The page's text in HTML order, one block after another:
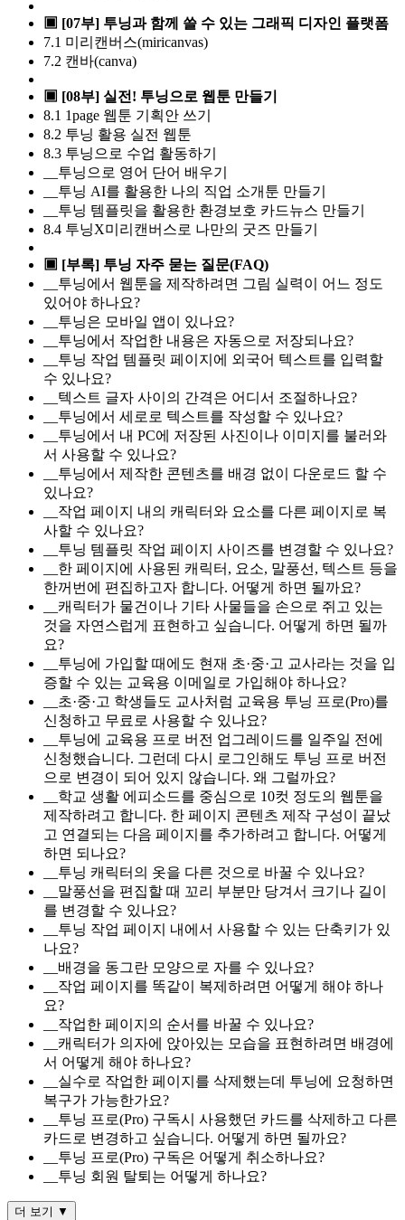
▣ [07부] 투닝과 함께 쓸 수 있는 그래픽 디자인 플랫폼
7.1 미리캔버스(miricanvas)
7.2 캔바(canva)
▣ [08부] 실전! 투닝으로 웹툰 만들기
8.1 1page 웹툰 기획안 쓰기
8.2 투닝 활용 실전 웹툰
8.3 투닝으로 수업 활동하기
__투닝으로 영어 단어 배우기
__투닝 AI를 활용한 나의 직업 소개툰 만들기
__투닝 템플릿을 활용한 환경보호 카드뉴스 만들기
8.4 투닝X미리캔버스로 나만의 굿즈 만들기
▣ [부록] 투닝 자주 묻는 질문(FAQ)
__투닝에서 웹툰을 제작하려면 그림 실력이 어느 정도
있어야 하나요?
__투닝은 모바일 앱이 있나요?
__투닝에서 작업한 내용은 자동으로 저장되나요?
__투닝 작업 템플릿 페이지에 외국어 텍스트를 입력할
수 있나요?
__텍스트 글자 사이의 간격은 어디서 조절하나요?
__투닝에서 세로로 텍스트를 작성할 수 있나요?
__투닝에서 내 PC에 저장된 사진이나 이미지를 불러와
서 사용할 수 있나요?
__투닝에서 제작한 콘텐츠를 배경 없이 다운로드 할 수
있나요?
__작업 페이지 내의 캐릭터와 요소를 다른 페이지로 복
사할 수 있나요?
__투닝 템플릿 작업 페이지 사이즈를 변경할 수 있나요?
__한 페이지에 사용된 캐릭터, 요소, 말풍선, 텍스트 등을
한꺼번에 편집하고자 합니다. 어떻게 하면 될까요?
__캐릭터가 물건이나 기타 사물들을 손으로 쥐고 있는
것을 자연스럽게 표현하고 싶습니다. 어떻게 하면 될까
요?
__투닝에 가입할 때에도 현재 초·중·고 교사라는 것을 입
증할 수 있는 교육용 이메일로 가입해야 하나요?
__초·중·고 학생들도 교사처럼 교육용 투닝 프로(Pro)를
신청하고 무료로 사용할 수 있나요?
__투닝에 교육용 프로 버전 업그레이드를 일주일 전에
신청했습니다. 그런데 다시 로그인해도 투닝 프로 버전
으로 변경이 되어 있지 않습니다. 왜 그럴까요?
__학교 생활 에피소드를 중심으로 10컷 정도의 웹툰을
제작하려고 합니다. 한 페이지 콘텐츠 제작 구성이 끝났
고 연결되는 다음 페이지를 추가하려고 합니다. 어떻게
하면 되나요?
__투닝 캐릭터의 옷을 다른 것으로 바꿀 수 있나요?
__말풍선을 편집할 때 꼬리 부분만 당겨서 크기나 길이
를 변경할 수 있나요?
__투닝 작업 페이지 내에서 사용할 수 있는 단축키가 있
나요?
__배경을 동그란 모양으로 자를 수 있나요?
__작업 페이지를 똑같이 복제하려면 어떻게 해야 하나
요?
__작업한 페이지의 순서를 바꿀 수 있나요?
__캐릭터가 의자에 앉아있는 모습을 표현하려면 배경에
서 어떻게 해야 하나요?
__실수로 작업한 페이지를 삭제했는데 투닝에 요청하면
복구가 가능한가요?
__투닝 프로(Pro) 구독시 사용했던 카드를 삭제하고 다른
카드로 변경하고 싶습니다. 어떻게 하면 될까요?
__투닝 프로(Pro) 구독은 어떻게 취소하나요?
__투닝 회원 탈퇴는 어떻게 하나요?
더 보기 ▼